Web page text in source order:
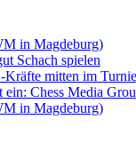
in Magdeburg)
Schach spielen
Kräfte mitten im
ein: Chess Media
in Magdeburg)